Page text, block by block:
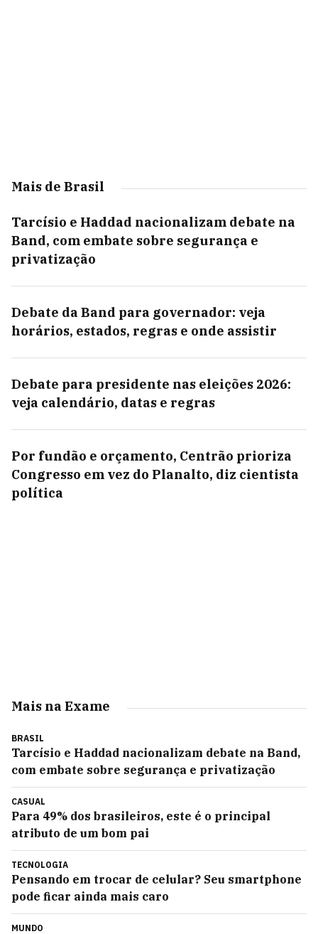
Mais de Brasil
Tarcísio e Haddad nacionalizam debate na
Band, com embate sobre segurança e
privatização
Debate da Band para governador: veja
horários, estados, regras e onde assistir
Debate para presidente nas eleições 2026:
veja calendário, datas e regras
Por fundão e orçamento, Centrão prioriza
Congresso em vez do Planalto, diz cientista
política
Mais na Exame
BRASIL
Tarcísio e Haddad nacionalizam debate na Band,
com embate sobre segurança e privatização
CASUAL
Para 49% dos brasileiros, este é o principal
atributo de um bom pai
TECNOLOGIA
Pensando em trocar de celular? Seu smartphone
pode ficar ainda mais caro
MUNDO